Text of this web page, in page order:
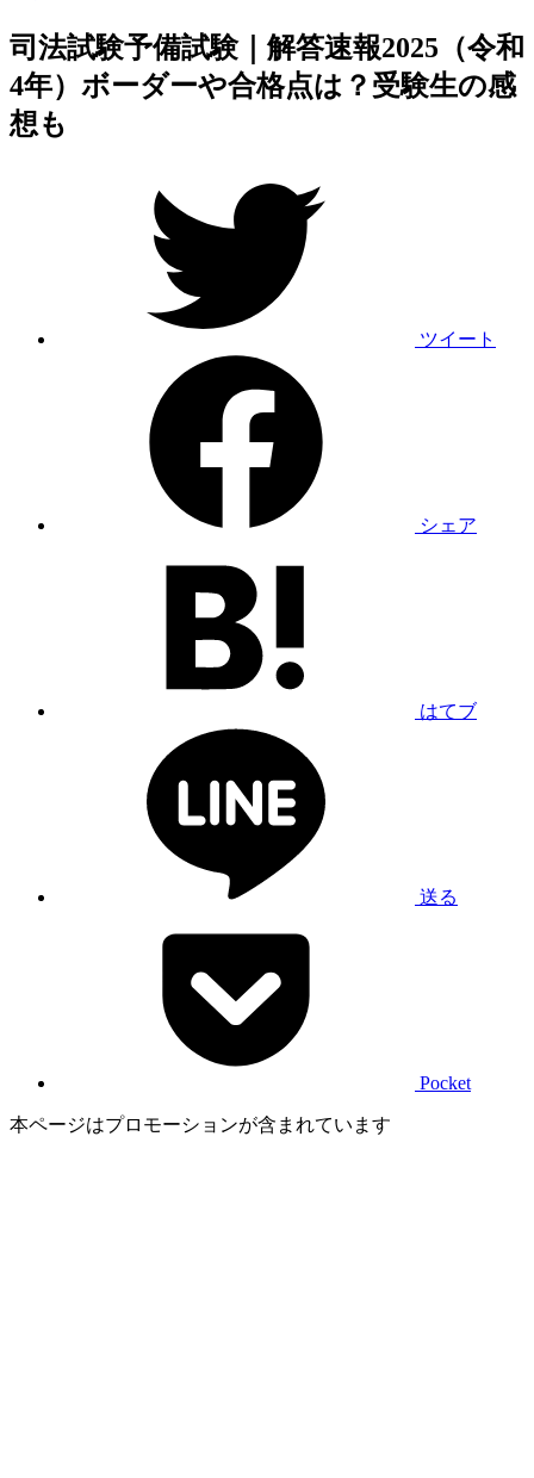
司法試験予備試験｜解答速報2025（令和
4年）ボーダーや合格点は？受験生の感
想も
ツイート
シェア
はてブ
送る
Pocket
本ページはプロモーションが含まれています